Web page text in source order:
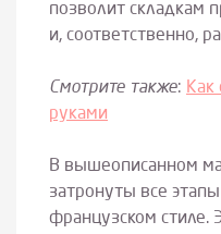
позволит складкам
и, соответственно,
Смотрите также: Как
руками
В вышеописанном
затронуты все
французском стиле.